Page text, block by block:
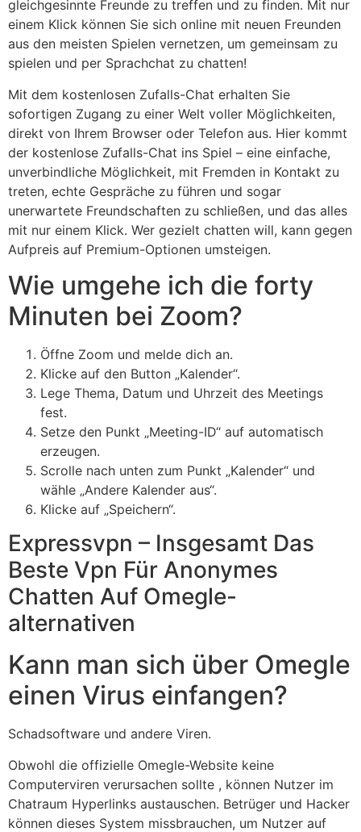
gleichgesinnte Freunde zu treffen und zu finden. Mit nur
einem Klick können Sie sich online mit neuen Freunden
aus den meisten Spielen vernetzen, um gemeinsam zu
spielen und per Sprachchat zu chatten!
Mit dem kostenlosen Zufalls-Chat erhalten Sie
sofortigen Zugang zu einer Welt voller Möglichkeiten,
direkt von Ihrem Browser oder Telefon aus. Hier kommt
der kostenlose Zufalls-Chat ins Spiel – eine einfache,
unverbindliche Möglichkeit, mit Fremden in Kontakt zu
treten, echte Gespräche zu führen und sogar
unerwartete Freundschaften zu schließen, und das alles
mit nur einem Klick. Wer gezielt chatten will, kann gegen
Aufpreis auf Premium-Optionen umsteigen.
Wie umgehe ich die forty
Minuten bei Zoom?
Öffne Zoom und melde dich an.
Klicke auf den Button „Kalender“.
Lege Thema, Datum und Uhrzeit des Meetings
fest.
Setze den Punkt „Meeting-ID“ auf automatisch
erzeugen.
Scrolle nach unten zum Punkt „Kalender“ und
wähle „Andere Kalender aus“.
Klicke auf „Speichern“.
Expressvpn – Insgesamt Das
Beste Vpn Für Anonymes
Chatten Auf Omegle-
alternativen
Kann man sich über Omegle
einen Virus einfangen?
Schadsoftware und andere Viren.
Obwohl die offizielle Omegle-Website keine
Computerviren verursachen sollte , können Nutzer im
Chatraum Hyperlinks austauschen. Betrüger und Hacker
können dieses System missbrauchen, um Nutzer auf